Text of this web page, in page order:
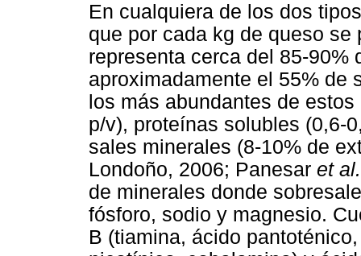
En cualquiera de los dos
que por cada kg de queso
representa cerca del 85-90%
aproximadamente el 55% de
los más abundantes de
p/v), proteínas solubles (0,6-
sales minerales (8-10% de
Londoño, 2006; Panesar et
de minerales donde
fósforo, sodio y magnesio.
B (tiamina, ácido